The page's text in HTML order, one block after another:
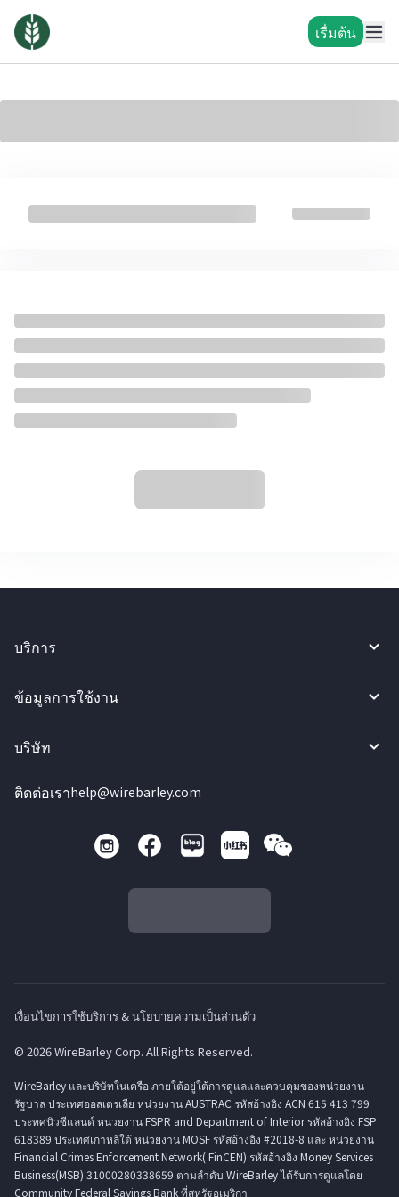
เรื่มต้น
บริการ
ข้อมูลการใช้งาน
บริษัท
ติดต่อเราhelp@wirebarley.com
เงื่อนไขการใช้บริการ & นโยบายความเป็นส่วนตัว
© 2026 WireBarley Corp. All Rights Reserved.
WireBarley และบริษัทในเครือ ภายใต้อยู่ใต้การดูแลและควบคุมของหน่วยงาน
รัฐบาล ประเทศออสเตรเลีย หน่วยงาน AUSTRAC รหัสอ้างอิง ACN 615 413 799
ประทศนิวซีแลนด์ หน่วยงาน FSPR and Department of Interior รหัสอ้างอิง FSP
618389 ประเทศเกาหลีใต้ หน่วยงาน MOSF รหัสอ้างอิง #2018-8 และ หน่วยงาน
Financial Crimes Enforcement Network( FinCEN) รหัสอ้างอิง Money Services
Business(MSB) 31000280338659 ตามลำดับ WireBarley ได้รับการดูแลโดย
Community Federal Savings Bank ที่สหรัฐอเมริกา